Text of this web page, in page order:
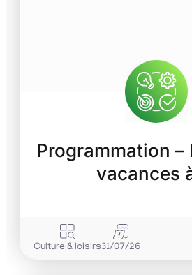
Programmation –
vacances
Culture & loisirs31/07/26